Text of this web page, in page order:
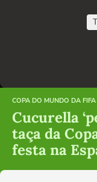
COPA DO MUNDO DA
Cucurella
taça da
festa na